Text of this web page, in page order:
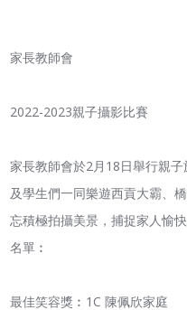
家長教師會
2022-2023親子攝影比賽
家長教師會於2月18日舉行親
及學生們一同樂遊西貢大霸、
忘積極拍攝美景，捕捉家人愉
名單︰
最佳笑容獎︰1C 陳佩欣家庭